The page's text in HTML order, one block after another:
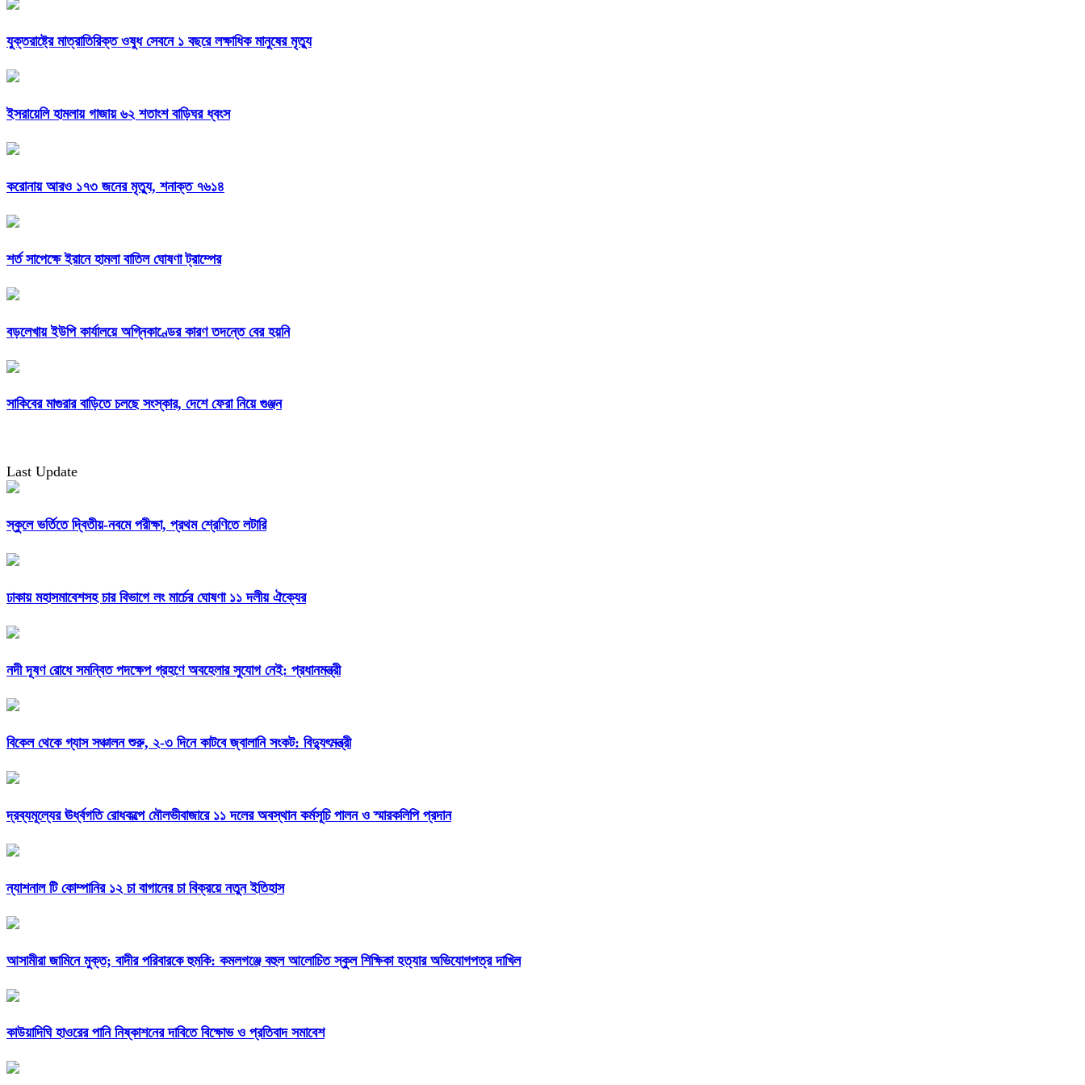
যুক্তরাষ্ট্রে মাত্রাতিরিক্ত ওষুধ সেবনে ১ বছরে লক্ষাধিক মানুষের মৃত্যু
ইসরায়েলি হামলায় গাজায় ৬২ শতাংশ বাড়িঘর ধ্বংস
করোনায় আরও ১৭৩ জনের মৃত‌্যু, শনাক্ত ৭৬১৪
শর্ত সাপেক্ষে ইরানে হামলা বাতিল ঘোষণা ট্রাম্পের
বড়লেখায় ইউপি কার্যালয়ে অগ্নিকাণ্ডের কারণ তদন্তে বের হয়নি
সাকিবের মাগুরার বাড়িতে চলছে সংস্কার, দেশে ফেরা নিয়ে গুঞ্জন
Last Update
স্কুলে ভর্তিতে দ্বিতীয়-নবমে পরীক্ষা, প্রথম শ্রেণিতে লটারি
ঢাকায় মহাসমাবেশসহ চার বিভাগে লং মার্চের ঘোষণা ১১ দলীয় ঐক্যের
নদী দূষণ রোধে সমন্বিত পদক্ষেপ গ্রহণে অবহেলার সুযোগ নেই: প্রধানমন্ত্রী
বিকেল থেকে গ্যাস সঞ্চালন শুরু, ২-৩ দিনে কাটবে জ্বালানি সংকট: বিদ্যুৎমন্ত্রী
দ্রব্যমূল্যের ঊর্ধ্বগতি রোধকল্পে মৌলভীবাজারে ১১ দলের অবস্থান কর্মসূচি পালন ও স্মারকলিপি প্রদান
ন্যাশনাল টি কোম্পানির ১২ চা বাগানের চা বিক্রয়ে নতুন ইতিহাস
আসামীরা জামিনে মুক্ত; বাদীর পরিবারকে হুমকি: কমলগঞ্জে বহুল আলোচিত স্কুল শিক্ষিকা হত্যার অভিযোগপত্র দাখিল
কাউয়াদিঘি হাওরের পানি নিষ্কাশনের দাবিতে বিক্ষোভ ও প্রতিবাদ সমাবেশ